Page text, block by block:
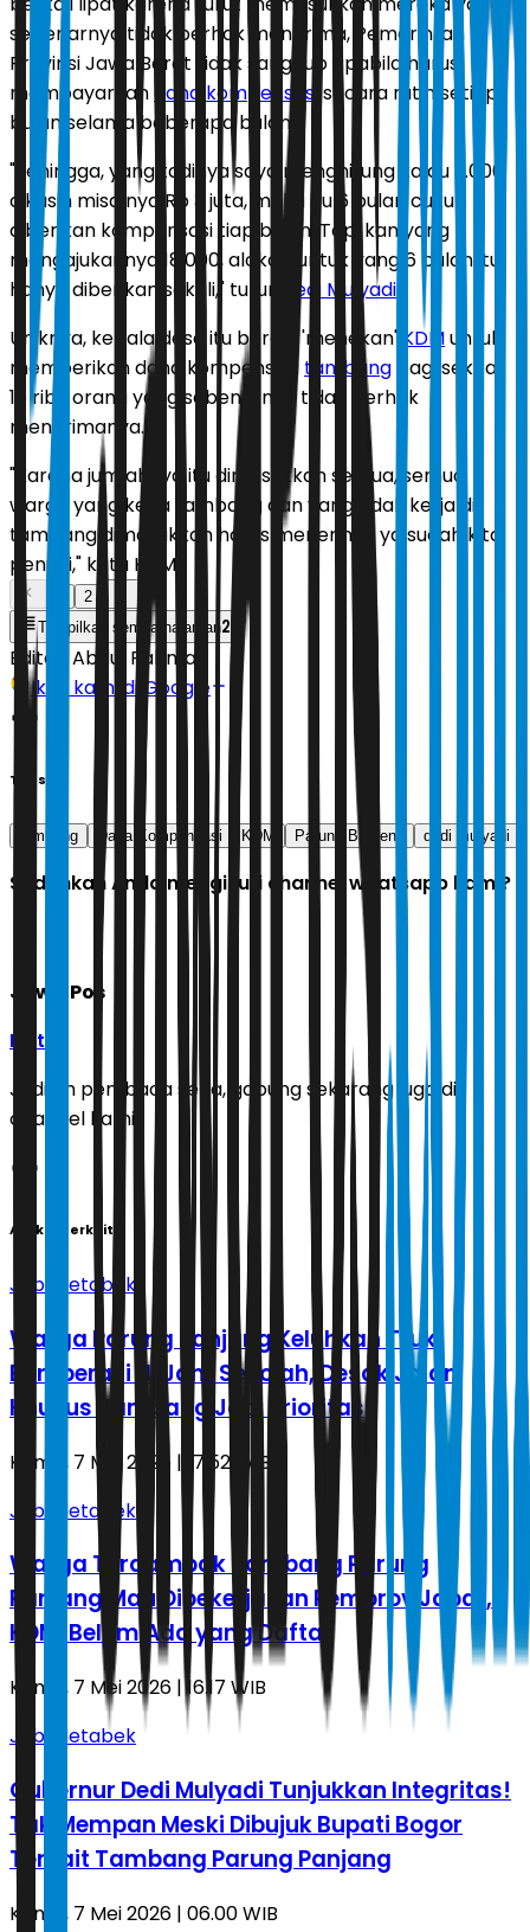
sebenarnya tidak berhak menerima, Pemerintah
Provinsi Jawa Barat tidak sanggup apabila harus
membayarkandana kompensasi secara rutin setiap
bulan selama beberapa bulan.
"Sehingga, yang tadinya saya menghitung kalau 3.000
dikasih misalnya Rp 3 juta, maka itu 6 bulan cukup
diberikan kompensasi tiap bulan. Tapi kan yang
mengajukannya 18.000, alokasi untuk yang 6 bulan itu
hanya diberikan sekali," tutur
Dedi Mulyadi.
Uniknya, kepala desa itu berani 'menekan' KDMuntuk
memberikan dana kompensasi tambang bagi sekitar
15 ribu orang yang sebenarnya tidak berhak
menerimanya.
"Karena jumlahnya itu dimasukkan semua, semua
warga yang kerja tambang dan yang tidak kerja di
tambang dimasukkan harus menerima, ya sudah kita
penuhi," kata KDM.
2
Tampilkan semua halaman2
Editor: Abdul Rahman
Ikuti kami di Google
Tags
tambang Dana Kompensasi KDM Parung Banteng dedi mulyadi
Sudahkah Anda mengikuti channel whatsapp kami?
Jawa Pos
Ikuti
Jadilah pembaca setia, gabung sekarang juga di
channel kami!
Artikel Terkait
Jabodetabek
Warga Parung Panjang Keluhkan Truk
Beroperasi di Jam Sekolah, Desak Jalan
Khusus Tambang Jadi Prioritas
Kamis, 7 Mei 2026 | 17.52 WIB
Jabodetabek
Warga Terdampak Tambang Parung
Panjang Mau Dipekerjakan Pemprov Jabar,
KDM: Belum Ada yang Daftar
Kamis, 7 Mei 2026 | 16.17 WIB
Jabodetabek
Gubernur Dedi Mulyadi Tunjukkan Integritas!
Tak Mempan Meski Dibujuk Bupati Bogor
Terkait Tambang Parung Panjang
Kamis, 7 Mei 2026 | 06.00 WIB